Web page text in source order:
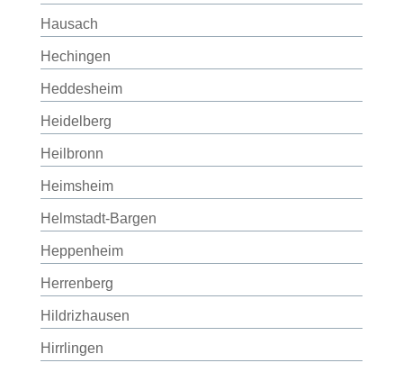
Hausach
Hechingen
Heddesheim
Heidelberg
Heilbronn
Heimsheim
Helmstadt-Bargen
Heppenheim
Herrenberg
Hildrizhausen
Hirrlingen